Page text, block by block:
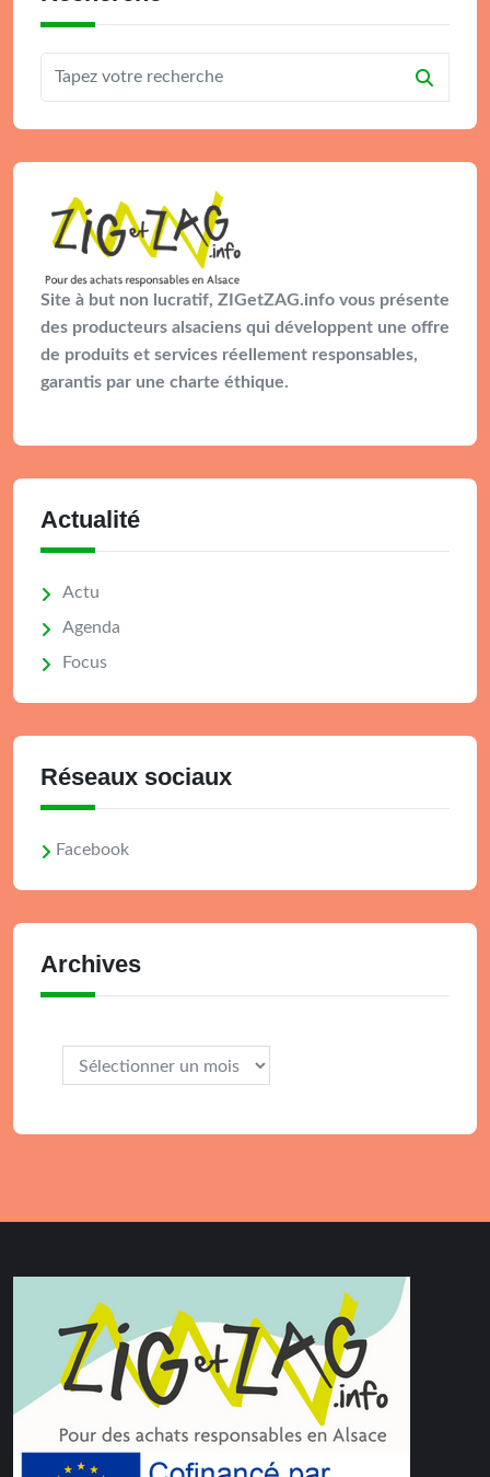
Site à but non lucratif, ZIGetZAG.info vous présente
des producteurs alsaciens qui développent une offre
de produits et services réellement responsables,
garantis par une charte éthique.
Actualité
Actu
Agenda
Focus
Réseaux sociaux
Facebook
Archives